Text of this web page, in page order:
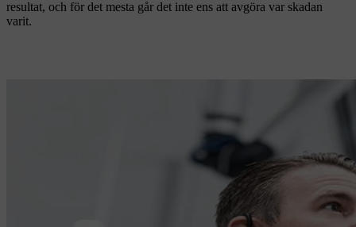
resultat, och för det mesta går det inte ens att avgöra var skadan
varit.